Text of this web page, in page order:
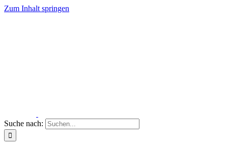
Zum Inhalt springen
Suche nach: